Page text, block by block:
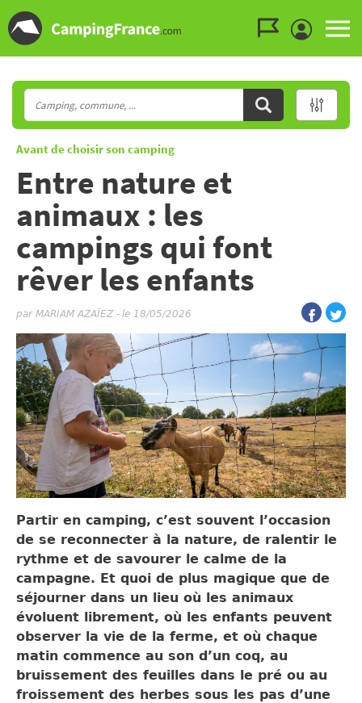
Avant de choisir son camping
Entre nature et
animaux : les
campings qui font
rêver les enfants
par MARIAM AZAÏEZ- le 18/05/2026
Partir en camping, c’est souvent l’occasion
de se reconnecter à la nature, de ralentir le
rythme et de savourer le calme de la
campagne. Et quoi de plus magique que de
séjourner dans un lieu où les animaux
évoluent librement, où les enfants peuvent
observer la vie de la ferme, et où chaque
matin commence au son d’un coq, au
bruissement des feuilles dans le pré ou au
froissement des herbes sous les pas d’une